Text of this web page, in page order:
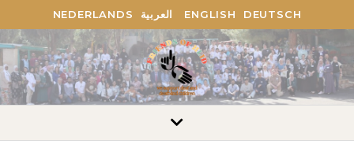
DEUTSCH
ENGLISH العربية NEDERLANDS